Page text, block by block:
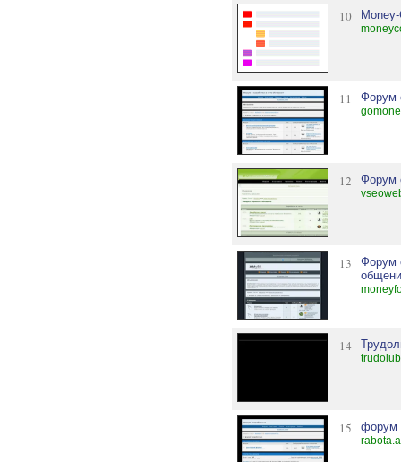
10
11 Форум
12 Форум
13
Форум
14
15 форум